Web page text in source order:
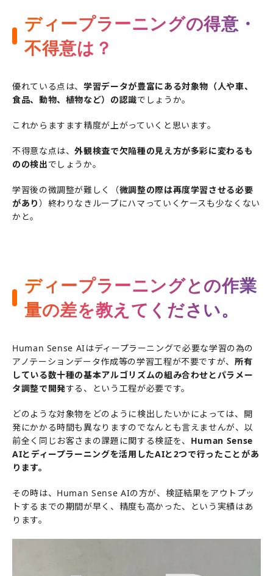
ディープラーニングの得意・
不得意は？
優れている点は、学習データが豊富にある対象物（人や車、
食品、動物、植物など）の認識でしょうか。
これからますます精度が上がっていくと思います。
不得意な点は、外観検査で欠陥種の見え方が多彩に変わるも
のの検出でしょうか。
学習後の微調整が難しく（微調整の際は再度学習させる必要
があり）終わりなきループにハマっていくケースも少なくない
かと。
ディープラーニングとの作業
量の差を教えてください。
Human Sense AIはディープラーニングで必要な学習の為の
アノテーションデータ作成等の学習工程が不要ですが、所有
している数十種の基本アルゴリズムの組み合わせとパラメー
タ調整で開発する、という工程が必要です。
どのような対象物をどのように検出したいかによっては、開
発にかかる時間も異なりますのでなんとも言えませんが、以
前全く同じお客さまの課題に関する検証を、 Human Sense
AIとディープラーニングを活用したAIと2つで行ったことがあ
ります。
その時は、Human Sense AIの方が、検証結果をアウトプッ
トするまでの期間が早く、精度も高かった、という実績はあ
ります。